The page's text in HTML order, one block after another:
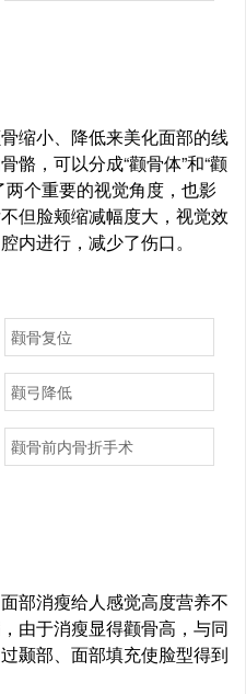
缩小、降低来美化面部的线
骼，可以分成“颧骨体”和“颧
个重要的视觉角度，也影
但脸颊缩减幅度大，视觉效
内进行，减少了伤口。
颧骨复位
颧弓降低
颧骨前内骨折手术
部消瘦给人感觉高度营养不
由于消瘦显得颧骨高，与同
颞部、面部填充使脸型得到